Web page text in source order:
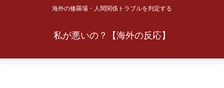
海外の修羅場・人間関係トラブルを判定する
私が悪いの？【海外の反応】